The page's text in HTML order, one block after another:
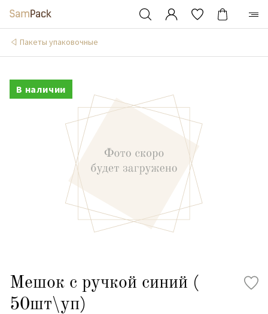
Пакеты упаковочные
В наличии
Мешок с ручкой синий (
50шт\уп)